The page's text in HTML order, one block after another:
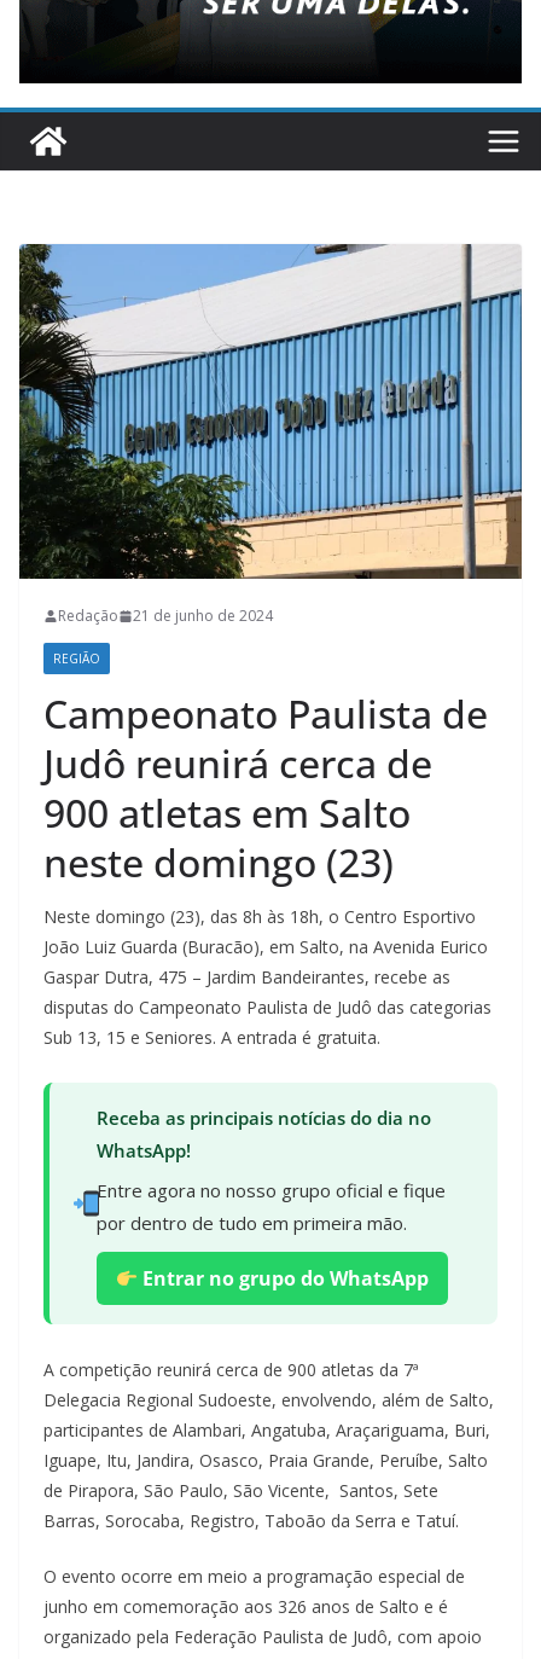
Redação 21 de junho de 2024
REGIÃO
Campeonato Paulista de
Judô reunirá cerca de
900 atletas em Salto
neste domingo (23)
Neste domingo (23), das 8h às 18h, o Centro Esportivo
João Luiz Guarda (Buracão), em Salto, na Avenida Eurico
Gaspar Dutra, 475 – Jardim Bandeirantes, recebe as
disputas do Campeonato Paulista de Judô das categorias
Sub 13, 15 e Seniores. A entrada é gratuita.
Receba as principais notícias do dia no
WhatsApp!
Entre agora no nosso grupo oficial e fique
por dentro de tudo em primeira mão.
Entrar no grupo do WhatsApp
A competição reunirá cerca de 900 atletas da 7ª
Delegacia Regional Sudoeste, envolvendo, além de Salto,
participantes de Alambari, Angatuba, Araçariguama, Buri,
Iguape, Itu, Jandira, Osasco, Praia Grande, Peruíbe, Salto
de Pirapora, São Paulo, São Vicente, Santos, Sete
Barras, Sorocaba, Registro, Taboão da Serra e Tatuí.
O evento ocorre em meio a programação especial de
junho em comemoração aos 326 anos de Salto e é
organizado pela Federação Paulista de Judô, com apoio